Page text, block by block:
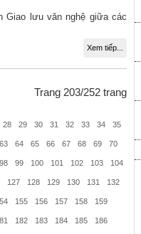
Giao lưu văn nghệ giữa các
Xem tiếp...
Trang 203/252 trang
28 29 30 31 32 33 34 35
63 64 65 66 67 68 69 70
98 99 100 101 102 103 104
127 128 129 130 131 132
155 156 157 158 159
182 183 184 185 186